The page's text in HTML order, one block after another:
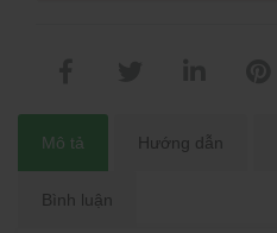
Mô tả Hướng dẫn
Bình luận